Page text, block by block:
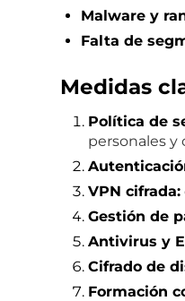
Malware y
Falta de
Medidas
Política de
personales y
VPN cifrada:
Gestión de
Antivirus y
Cifrado de
Formación